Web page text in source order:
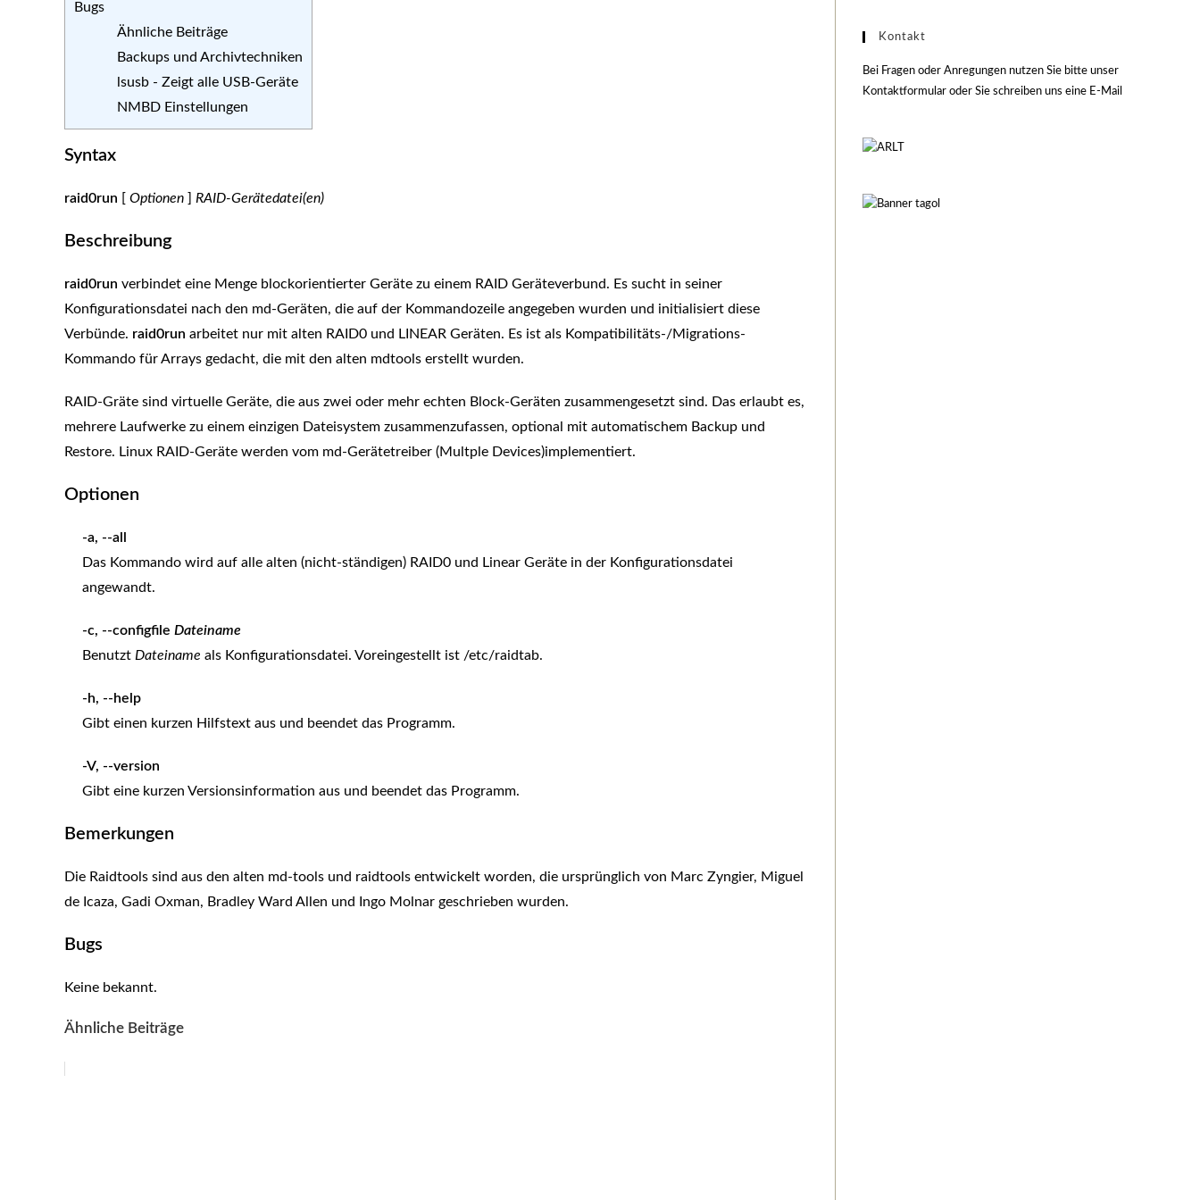
Bugs
Ähnliche Beiträge
Backups und Archivtechniken
lsusb - Zeigt alle USB-Geräte
NMBD Einstellungen
Syntax
raid0run [ Optionen ] RAID-Gerätedatei(en)
Beschreibung
raid0run verbindet eine Menge blockorientierter Geräte zu einem RAID Geräteverbund. Es sucht in seiner
Konfigurationsdatei nach den md-Geräten, die auf der Kommandozeile angegeben wurden und initialisiert diese
Verbünde. raid0run arbeitet nur mit alten RAID0 und LINEAR Geräten. Es ist als Kompatibilitäts-/Migrations-
Kommando für Arrays gedacht, die mit den alten mdtools erstellt wurden.
RAID-Gräte sind virtuelle Geräte, die aus zwei oder mehr echten Block-Geräten zusammengesetzt sind. Das erlaubt es,
mehrere Laufwerke zu einem einzigen Dateisystem zusammenzufassen, optional mit automatischem Backup und
Restore. Linux RAID-Geräte werden vom md-Gerätetreiber (Multple Devices)implementiert.
Optionen
-a, --all
Das Kommando wird auf alle alten (nicht-ständigen) RAID0 und Linear Geräte in der Konfigurationsdatei
angewandt.
-c, --configfile Dateiname
Benutzt Dateiname als Konfigurationsdatei. Voreingestellt ist /etc/raidtab.
-h, --help
Gibt einen kurzen Hilfstext aus und beendet das Programm.
-V, --version
Gibt eine kurzen Versionsinformation aus und beendet das Programm.
Bemerkungen
Die Raidtools sind aus den alten md-tools und raidtools entwickelt worden, die ursprünglich von Marc Zyngier, Miguel
de Icaza, Gadi Oxman, Bradley Ward Allen und Ingo Molnar geschrieben wurden.
Bugs
Keine bekannt.
Ähnliche Beiträge
Kontakt
Bei Fragen oder Anregungen nutzen Sie bitte unser
Kontaktformular oder Sie schreiben uns eine E-Mail